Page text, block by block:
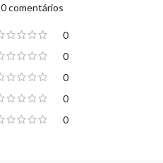
0 comentários
0
0
0
0
0